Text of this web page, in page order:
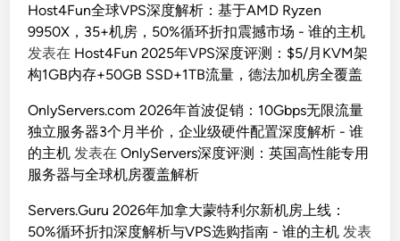
Host4Fun全球VPS深度解析：基于AMD Ryzen
9950X，35+机房，50%循环折扣震撼市场 - 谁的主机
发表在 Host4Fun 2025年VPS深度评测：$5/月KVM架
构1GB内存+50GB SSD+1TB流量，德法加机房全覆盖
OnlyServers.com 2026年首波促销：10Gbps无限流量
独立服务器3个月半价，企业级硬件配置深度解析 - 谁
的主机 发表在OnlyServers深度评测：英国高性能专用
服务器与全球机房覆盖解析
Servers.Guru 2026年加拿大蒙特利尔新机房上线：
50%循环折扣深度解析与VPS选购指南 - 谁的主机 发表